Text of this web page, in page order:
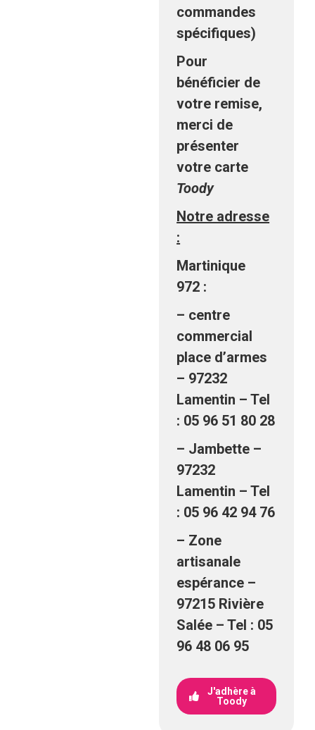
commandes
spécifiques)
Pour
bénéficier de
votre remise,
merci de
présenter
votre carte
Toody
Notre adresse
:
Martinique
972 :
– centre
commercial
place d’armes
– 97232
Lamentin – Tel
: 05 96 51 80 28
– Jambette –
97232
Lamentin – Tel
: 05 96 42 94 76
– Zone
artisanale
espérance –
97215 Rivière
Salée – Tel : 05
96 48 06 95
J'adhère à
Toody